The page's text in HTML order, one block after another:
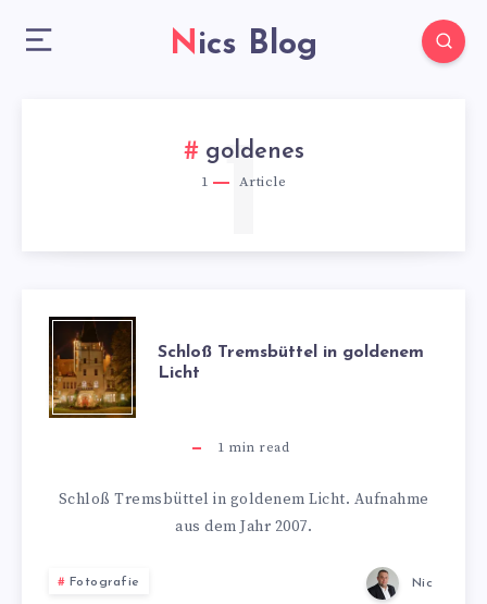
Nics Blog
goldenes
1 Article
1
SCHLOSS T
REMSBÜTTEL I
OLDENEM L
Schloß Tremsbüttel in goldenem
Licht
1 min read
Schloß Tremsbüttel in goldenem Licht. Aufnahme
aus dem Jahr 2007.
Fotografie Nic